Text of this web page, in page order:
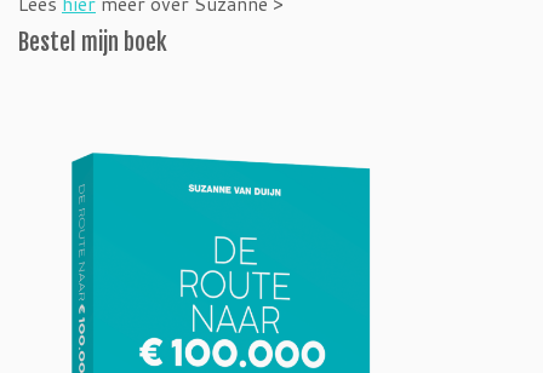
Bestel mijn boek